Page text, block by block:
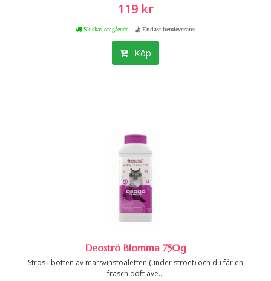
119 kr
Skickas omgående | Endast hemleverans
Köp
Deoströ Blomma 750g
Strös i botten av marsvinstoaletten (under ströet) och du får en
fräsch doft äve...